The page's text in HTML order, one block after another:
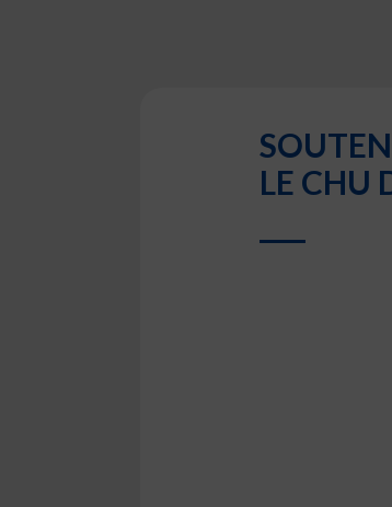
LE CHU